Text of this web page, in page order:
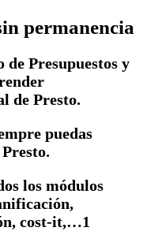
permanencia
Presupuestos y
de Presto.
puedas
los módulos
cost-it,…1